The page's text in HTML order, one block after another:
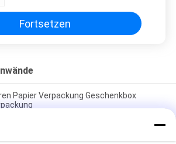
Fortsetzen
Papier Verpackung Geschenkbox
Papier Verpackung Geschenkbox